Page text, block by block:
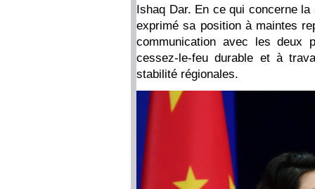
Ishaq Dar. En ce qui concerne
exprimé sa position à maintes
communication avec les deux
cessez-le-feu durable et à
stabilité régionales.